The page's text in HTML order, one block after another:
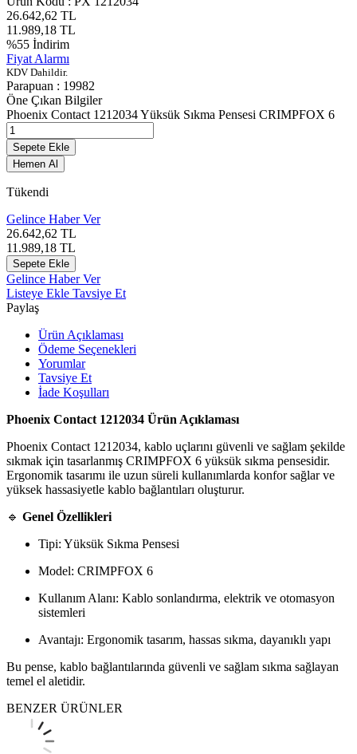
26.642,62 TL
11.989,18 TL
%55 İndirim
Fiyat Alarmı
KDV Dahildir.
Parapuan : 19982
Öne Çıkan Bilgiler
Phoenix Contact 1212034 Yüksük Sıkma Pensesi CRIMPFOX 6
Sepete Ekle
Hemen Al
Tükendi
Gelince Haber Ver
26.642,62 TL
11.989,18 TL
Sepete Ekle
Gelince Haber Ver
Listeye Ekle Tavsiye Et
Paylaş
Ürün Açıklaması
Ödeme Seçenekleri
Yorumlar
Tavsiye Et
İade Koşulları
Phoenix Contact 1212034 Ürün Açıklaması
Phoenix Contact 1212034, kablo uçlarını güvenli ve sağlam şekilde
sıkmak için tasarlanmış CRIMPFOX 6 yüksük sıkma pensesidir.
Ergonomik tasarımı ile uzun süreli kullanımlarda konfor sağlar ve
yüksek hassasiyetle kablo bağlantıları oluşturur.
🔹 Genel Özellikleri
Tipi: Yüksük Sıkma Pensesi
Model: CRIMPFOX 6
Kullanım Alanı: Kablo sonlandırma, elektrik ve otomasyon
sistemleri
Avantajı: Ergonomik tasarım, hassas sıkma, dayanıklı yapı
Bu pense, kablo bağlantılarında güvenli ve sağlam sıkma sağlayan
temel el aletidir.
BENZER ÜRÜNLER